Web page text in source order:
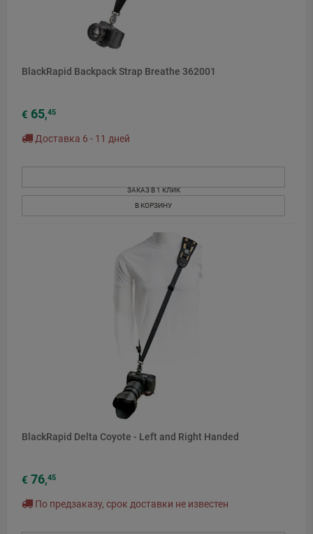
BlackRapid Backpack Strap Breathe 362001
€ 65,45
Доставка 6 - 11 дней
ЗАКАЗ В 1 КЛИК
В КОРЗИНУ
BlackRapid Delta Coyote - Left and Right Handed
€ 76,45
По предзаказу, срок доставки не известен